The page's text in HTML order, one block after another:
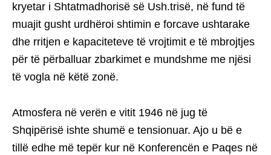
kryetar i Shtatmadhorisë së Ush.trisë, në fund të
muajit gusht urdhëroi shtimin e forcave ushtarake
dhe rritjen e kapaciteteve të vrojtimit e të mbrojtjes
për të përballuar zbarkimet e mundshme me njësi
të vogla në këtë zonë.
Atmosfera në verën e vitit 1946 në jug të
Shqipërisë ishte shumë e tensionuar. Ajo u bë e
tillë edhe më tepër kur në Konferencën e Paqes në